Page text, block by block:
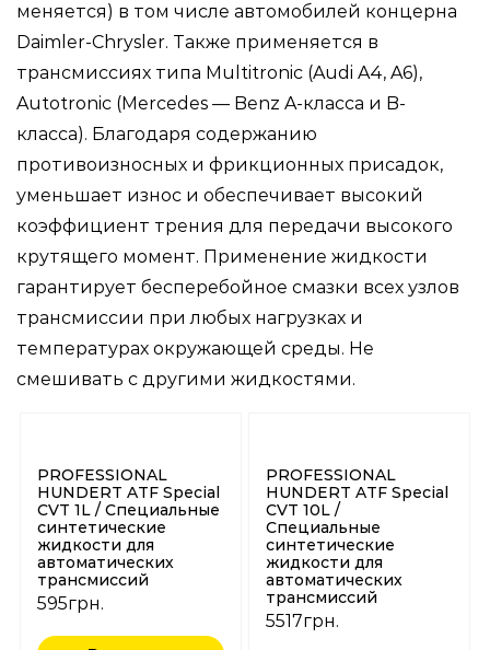
меняется) в том числе автомобилей концерна
Daimler-Chrysler. Также применяется в
трансмиссиях типа Multitronic (Audi A4, A6),
Autotronic (Mercedes — Benz A-класса и B-
класса). Благодаря содержанию
противоизносных и фрикционных присадок,
уменьшает износ и обеспечивает высокий
коэффициент трения для передачи высокого
крутящего момент. Применение жидкости
гарантирует бесперебойное смазки всех узлов
трансмиссии при любых нагрузках и
температурах окружающей среды. Не
смешивать с другими жидкостями.
PROFESSIONAL
HUNDERT ATF Special
CVT 1L / Специальные
синтетические
жидкости для
автоматических
трансмиссий
595грн.
PROFESSIONAL
HUNDERT ATF Special
CVT 10L /
Специальные
синтетические
жидкости для
автоматических
трансмиссий
5517грн.